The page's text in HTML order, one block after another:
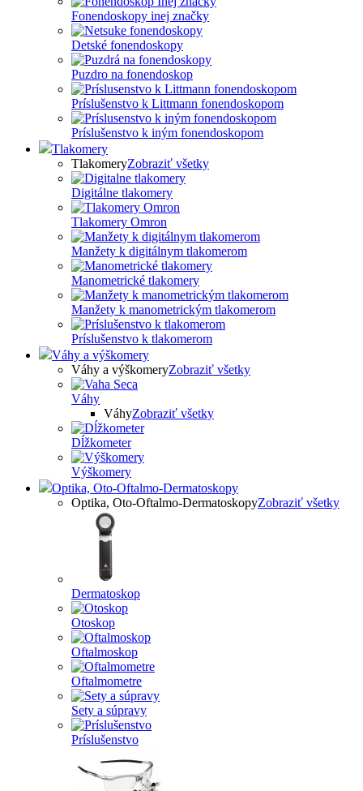
Fonendoskopy inej značky
Detské fonendoskopy
Puzdro na fonendoskop
Príslušenstvo k Littmann fonendoskopom
Príslušenstvo k iným fonendoskopom
Tlakomery
TlakomeryZobraziť všetky
Digitálne tlakomery
Tlakomery Omron
Manžety k digitálnym tlakomerom
Manometrické tlakomery
Manžety k manometrickým tlakomerom
Príslušenstvo k tlakomerom
Váhy a výškomery
Váhy a výškomeryZobraziť všetky
Váhy
VáhyZobraziť všetky
Dĺžkometer
Výškomery
Optika, Oto-Oftalmo-Dermatoskopy
Optika, Oto-Oftalmo-DermatoskopyZobraziť všetky
Dermatoskop
Otoskop
Oftalmoskop
Oftalmometre
Sety a súpravy
Príslušenstvo